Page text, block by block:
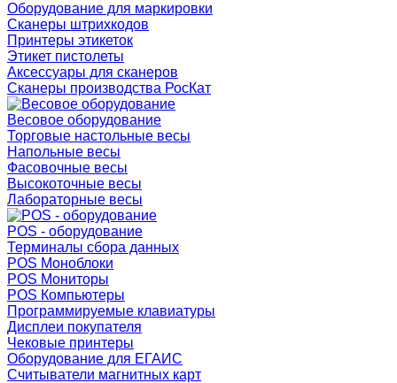
Оборудование для маркировки
Сканеры штрихкодов
Принтеры этикеток
Этикет пистолеты
Аксессуары для сканеров
Сканеры производства РосКат
Весовое оборудование
Торговые настольные весы
Напольные весы
Фасовочные весы
Высокоточные весы
Лабораторные весы
POS - оборудование
Терминалы сбора данных
POS Моноблоки
POS Мониторы
POS Компьютеры
Программируемые клавиатуры
Дисплеи покупателя
Чековые принтеры
Оборудование для ЕГАИС
Считыватели магнитных карт